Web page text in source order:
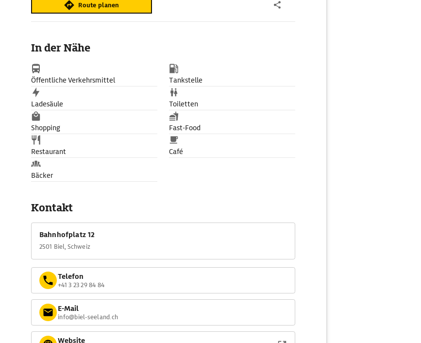
Route planen
In der Nähe
Öffentliche Verkehrsmittel Tankstelle
Ladesäule Toiletten
Shopping Fast-Food
Restaurant Café
Bäcker
Kontakt
Bahnhofplatz 12
2501 Biel, Schweiz
Telefon
+41 3 23 29 84 84
E-Mail
info@biel-seeland.ch
Website